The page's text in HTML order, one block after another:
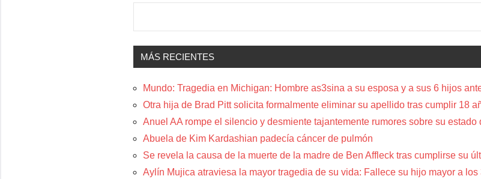
MÁS RECIENTES
Mundo: Tragedia en Michigan: Hombre as3sina a su esposa y a sus 6 hijos
Otra hija de Brad Pitt solicita formalmente eliminar su apellido tras cumplir 18
Anuel AA rompe el silencio y desmiente tajantemente rumores sobre su estado
Abuela de Kim Kardashian padecía cáncer de pulmón
Se revela la causa de la muerte de la madre de Ben Affleck tras cumplirse su
Aylín Mujica atraviesa la mayor tragedia de su vida: Fallece su hijo mayor a los